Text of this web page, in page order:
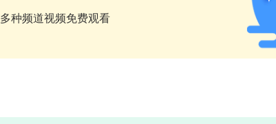
多种频道视频免费观看